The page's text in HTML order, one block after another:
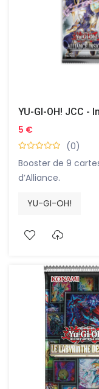
YU-GI-OH! JCC -
5 €
(0)
Booster de 9
d’Alliance.
YU-GI-OH!